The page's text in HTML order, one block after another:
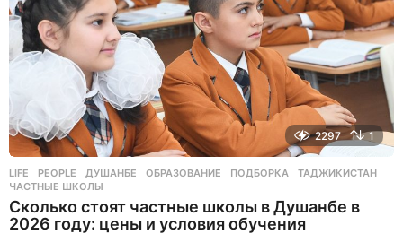
2297 1
LIFE ,PEOPLE ДУШАНБЕ ,ОБРАЗОВАНИЕ ,ПОДБОРКА ,ТАДЖИКИСТАН
ЧАСТНЫЕ ШКОЛЫ
Сколько стоят частные школы в Душанбе в
2026 году: цены и условия обучения